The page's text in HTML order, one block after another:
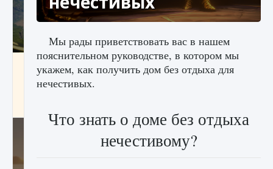
Как исправить ошибку Palworld «Идет
сохранение мира — Невозможно начать
сохранение данных мира»
Мы рады приветствовать вас в нашем
пояснительном руководстве, в котором мы
укажем, как получить дом без отдыха для
нечестивых.
Что знать о доме без отдыха
нечестивому?